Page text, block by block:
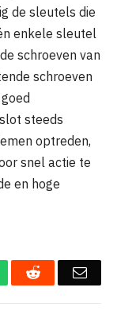
de sleutels die
enkele sleutel
schroeven van
schroeven
steeds
optreden,
snel actie te
en hoge
Reddit